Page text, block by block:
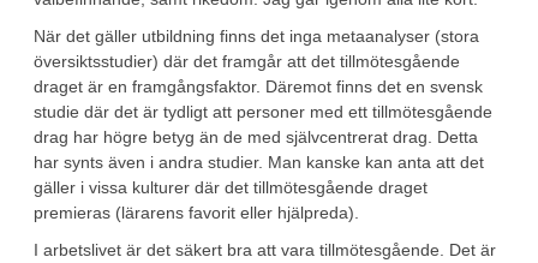
När det gäller utbildning finns det inga metaanalyser (stora
översiktsstudier) där det framgår att det tillmötesgående
draget är en framgångsfaktor. Däremot finns det en svensk
studie där det är tydligt att personer med ett tillmötesgående
drag har högre betyg än de med självcentrerat drag. Detta
har synts även i andra studier. Man kanske kan anta att det
gäller i vissa kulturer där det tillmötesgående draget
premieras (lärarens favorit eller hjälpreda).
I arbetslivet är det säkert bra att vara tillmötesgående. Det är